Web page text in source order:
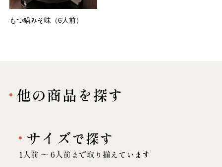
もつ鍋みそ味（6人前）
他の商品を探す
サイズで探す
1人前 〜 6人前まで取り揃えています